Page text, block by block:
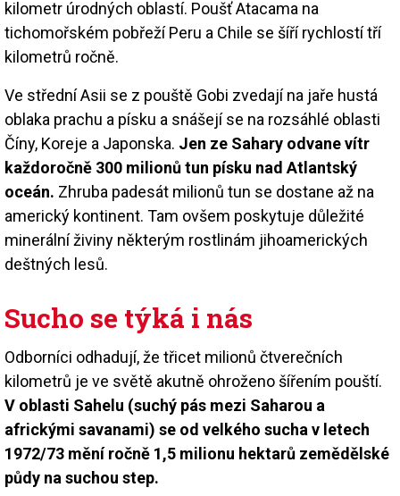
kilometr úrodných oblastí. Poušť Atacama na
tichomořském pobřeží Peru a Chile se šíří rychlostí tří
kilometrů ročně.
Ve střední Asii se z pouště Gobi zvedají na jaře hustá
oblaka prachu a písku a snášejí se na rozsáhlé oblasti
Číny, Koreje a Japonska. Jen ze Sahary odvane vítr
každoročně 300 milionů tun písku nad Atlantský
oceán. Zhruba padesát milionů tun se dostane až na
americký kontinent. Tam ovšem poskytuje důležité
minerální živiny některým rostlinám jihoamerických
deštných lesů.
Sucho se týká i nás
Odborníci odhadují, že třicet milionů čtverečních
kilometrů je ve světě akutně ohroženo šířením pouští.
V oblasti Sahelu (suchý pás mezi Saharou a
africkými savanami) se od velkého sucha v letech
1972/73 mění ročně 1,5 milionu hektarů zemědělské
půdy na suchou step.